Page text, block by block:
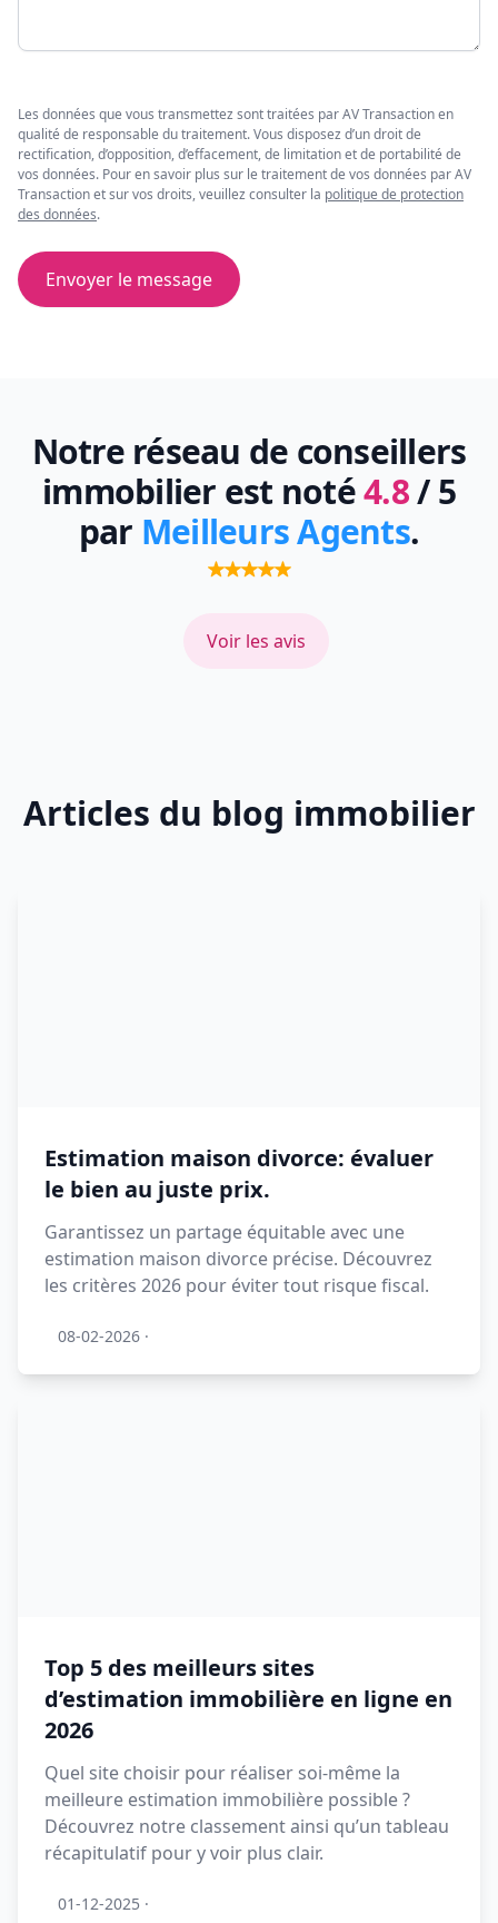
Les données que vous transmettez sont traitées par AV Transaction en
qualité de responsable du traitement. Vous disposez d’un droit de
rectification, d’opposition, d’effacement, de limitation et de portabilité de
vos données. Pour en savoir plus sur le traitement de vos données par AV
Transaction et sur vos droits, veuillez consulter la politique de protection
des données.
Envoyer le message
Notre réseau de conseillers
immobilier est noté4.8/ 5
par Meilleurs Agents.
Voir les avis
Articles du blog immobilier
Estimation maison divorce: évaluer
le bien au juste prix.
Garantissez un partage équitable avec une
estimation maison divorce précise. Découvrez
les critères 2026 pour éviter tout risque fiscal.
08-02-2026 ·
Top 5 des meilleurs sites
d’estimation immobilière en ligne en
2026
Quel site choisir pour réaliser soi-même la
meilleure estimation immobilière possible ?
Découvrez notre classement ainsi qu’un tableau
récapitulatif pour y voir plus clair.
01-12-2025 ·